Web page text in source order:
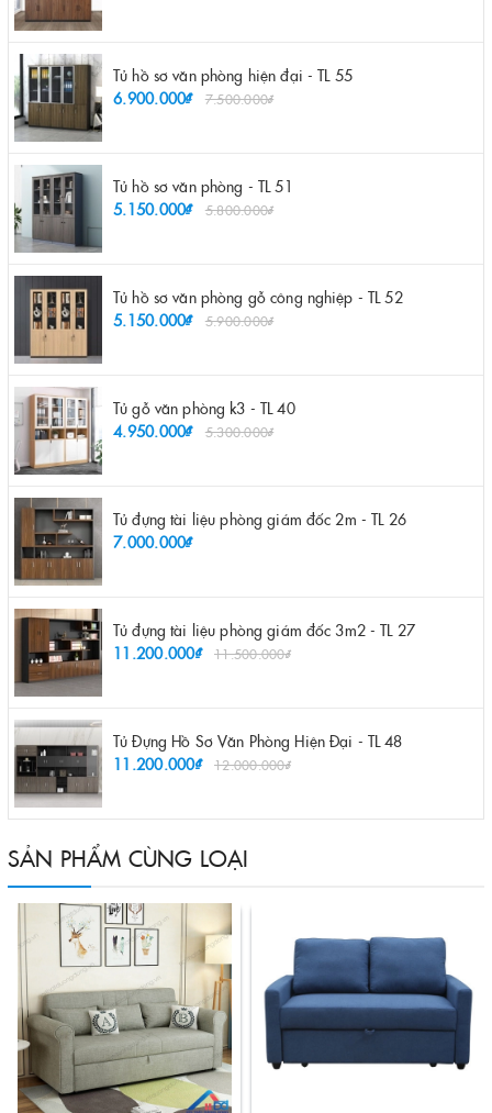
Tủ hồ sơ văn phòng hiện đại - TL 55
6.900.000₫
7.500.000₫
Tủ hồ sơ văn phòng - TL 51
5.150.000₫
5.800.000₫
Tủ hồ sơ văn phòng gỗ công nghiệp - TL 52
5.150.000₫
5.900.000₫
Tủ gỗ văn phòng k3 - TL 40
4.950.000₫
5.300.000₫
Tủ đựng tài liệu phòng giám đốc 2m - TL 26
7.000.000₫
Tủ đựng tài liệu phòng giám đốc 3m2 - TL 27
11.200.000₫
11.500.000₫
Tủ Đựng Hồ Sơ Văn Phòng Hiện Đại - TL 48
11.200.000₫
12.000.000₫
SẢN PHẨM CÙNG LOẠI